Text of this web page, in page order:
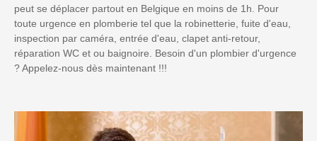
peut se déplacer partout en Belgique en moins de 1h. Pour
toute urgence en plomberie tel que la robinetterie, fuite d'eau,
inspection par caméra, entrée d'eau, clapet anti-retour,
réparation WC et ou baignoire. Besoin d'un plombier d'urgence
? Appelez-nous dès maintenant !!!